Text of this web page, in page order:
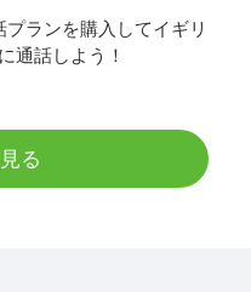
ランを購入してイギリ
通話しよう！
る